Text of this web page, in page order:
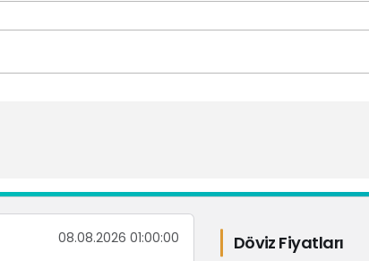
08.08.2026 01:00:00 Döviz Fiyatları